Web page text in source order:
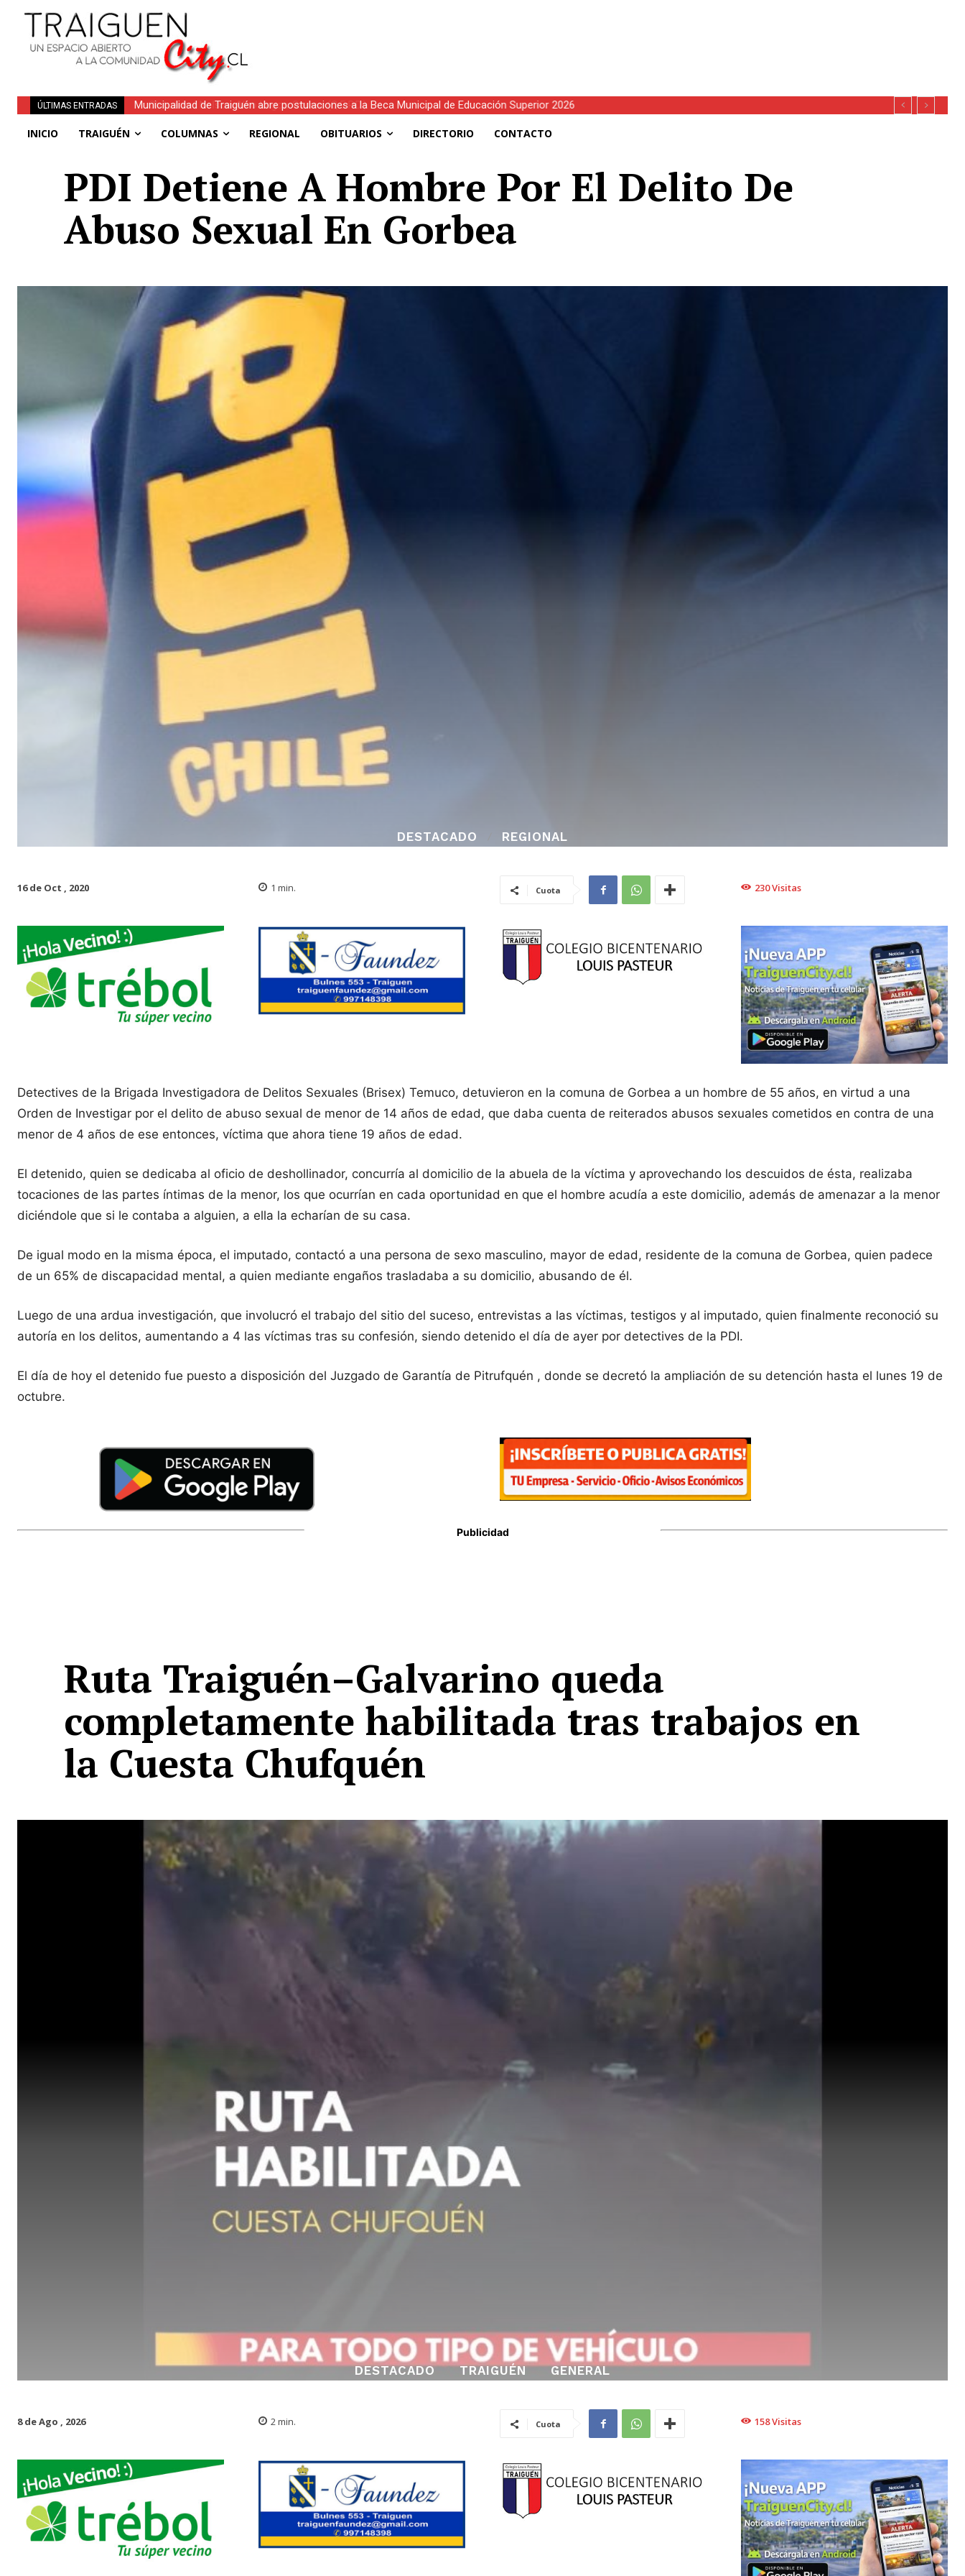
ÚLTIMAS ENTRADAS Obituario | Nelson Aliro Lagos Correa (Q.E.P.D.)
INICIO TRAIGUÉN COLUMNAS REGIONAL OBITUARIOS DIRECTORIO CONTACTO
PDI Detiene A Hombre Por El Delito De
Abuso Sexual En Gorbea
DESTACADO REGIONAL
16 de Oct , 2020 1 min. Cuota 230Visitas
Detectives de la Brigada Investigadora de Delitos Sexuales (Brisex) Temuco, detuvieron en la comuna de Gorbea a un hombre de 55 años, en virtud a una
Orden de Investigar por el delito de abuso sexual de menor de 14 años de edad, que daba cuenta de reiterados abusos sexuales cometidos en contra de una
menor de 4 años de ese entonces, víctima que ahora tiene 19 años de edad.
El detenido, quien se dedicaba al oficio de deshollinador, concurría al domicilio de la abuela de la víctima y aprovechando los descuidos de ésta, realizaba
tocaciones de las partes íntimas de la menor, los que ocurrían en cada oportunidad en que el hombre acudía a este domicilio, además de amenazar a la menor
diciéndole que si le contaba a alguien, a ella la echarían de su casa.
De igual modo en la misma época, el imputado, contactó a una persona de sexo masculino, mayor de edad, residente de la comuna de Gorbea, quien padece
de un 65% de discapacidad mental, a quien mediante engaños trasladaba a su domicilio, abusando de él.
Luego de una ardua investigación, que involucró el trabajo del sitio del suceso, entrevistas a las víctimas, testigos y al imputado, quien finalmente reconoció su
autoría en los delitos, aumentando a 4 las víctimas tras su confesión, siendo detenido el día de ayer por detectives de la PDI.
El día de hoy el detenido fue puesto a disposición del Juzgado de Garantía de Pitrufquén , donde se decretó la ampliación de su detención hasta el lunes 19 de
octubre.
Publicidad